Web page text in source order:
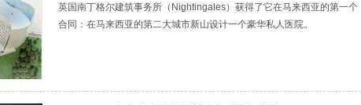
英国南丁格尔建筑事务所（Nightingales）获得了它在马来西亚的第一个
合同：在马来西亚的第二大城市新山设计一个豪华私人医院。